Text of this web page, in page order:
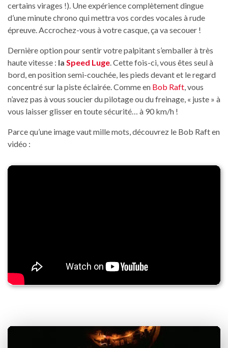
certains virages !). Une expérience complètement dingue
d’une minute chrono qui mettra vos cordes vocales à rude
épreuve. Accrochez-vous à votre casque, ça va secouer !
Dernière option pour sentir votre palpitant s’emballer à très
haute vitesse : la Speed Luge. Cette fois-ci, vous êtes seul à
bord, en position semi-couchée, les pieds devant et le regard
concentré sur la piste éclairée. Comme en Bob Raft, vous
n’avez pas à vous soucier du pilotage ou du freinage, « juste » à
vous laisser glisser en toute sécurité… à 90 km/h !
Parce qu’une image vaut mille mots, découvrez le Bob Raft en
vidéo :